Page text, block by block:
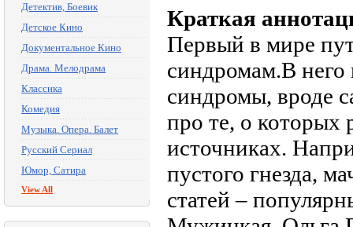
Детектив, Боевик
Детское Кино
Документальное Кино
Драма. Мелодрама
Классика
Комедия
Музыка. Опера. Балет
Русский Сериал
Юмор, Сатира
View All
Краткая
Первый в мире
синдромам.В него
синдромы, вроде
про те, о которых
источниках.
пустого гнезда,
статей –